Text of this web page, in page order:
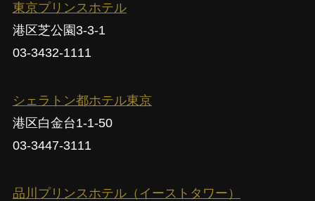
東京プリンスホテル
港区芝公園3-3-1
03-3432-1111
シェラトン都ホテル東京
港区白金台1-1-50
03-3447-3111
品川プリンスホテル（イーストタワー）